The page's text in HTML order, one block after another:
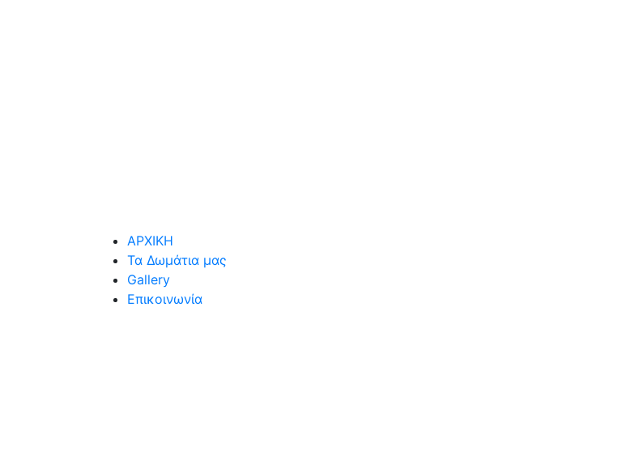
ΑΡΧΙΚΗ
Τα Δωμάτια μας
Gallery
Επικοινωνία